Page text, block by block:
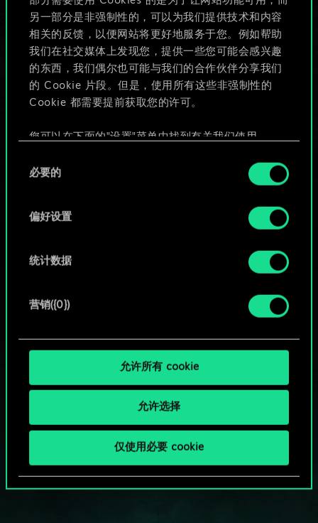
另一部分是非强制性的，可以为我们提供技术和内容
相关的反馈，以便网站将更好地服务于您。例如帮助
我们在社交媒体上发现您，提供一些您可能会感兴趣
的东西，我们偶尔也可能与我们的合作伙伴分享我们
的 Cookie 片段。但是，使用所有这些非强制性的
Cookie 都需要提前获取您的许可。
您可以在下面的"设置"菜单中找到有关我们使用
好。一旦您了解了其中的内容并准备好继续，请点
必要的
偏好设置
统计数据
营销({0})
允许所有 cookie
允许选择
仅使用必要 cookie
给牌组命名并撰写攻略
编辑牌组
或
浏览社区牌组
HOW ABOUT A ROUND OF GWENT?
PC端免费下载游玩